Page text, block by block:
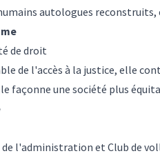
autologues
de droit
de l'accès à la justice, elle
façonne une société plus
de l'administration et Club de